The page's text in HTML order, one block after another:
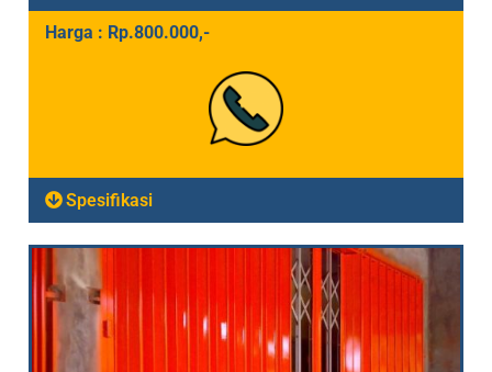
Harga : Rp.800.000,-
Spesifikasi